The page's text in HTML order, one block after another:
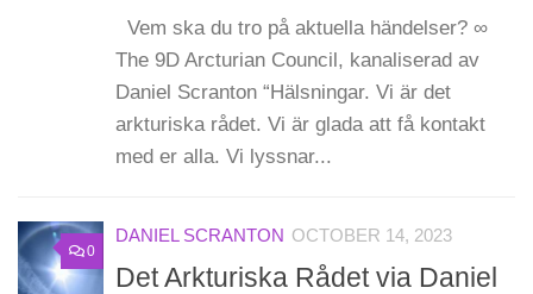
Vem ska du tro på aktuella händelser? ∞
The 9D Arcturian Council, kanaliserad av
Daniel Scranton “Hälsningar. Vi är det
arkturiska rådet. Vi är glada att få kontakt
med er alla. Vi lyssnar...
0
DANIEL SCRANTON OCTOBER 14, 2023
Det Arkturiska Rådet via Daniel